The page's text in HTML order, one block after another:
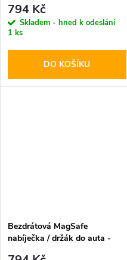
794 Kč
Skladem - hned k odeslání
1 ks
DO KOŠÍKU
Bezdrátová MagSafe
nabíječka / držák do auta -